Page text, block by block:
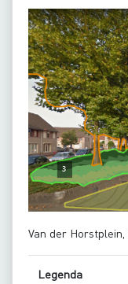
Van der
Legenda